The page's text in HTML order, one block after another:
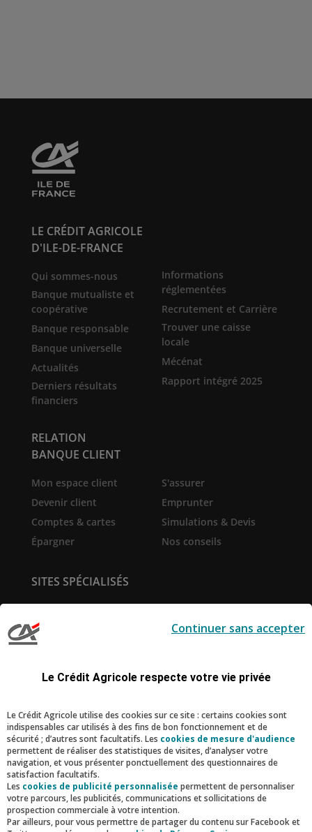
LE CRÉDIT AGRICOLE
D'ILE-DE-FRANCE
Qui sommes-nous
Banque mutualiste et
coopérative
Banque responsable
Banque universelle
Actualités
Derniers résultats
financiers
Informations
réglementées
Recrutement et Carrière
Trouver une caisse
locale
Mécénat
Rapport intégré 2025
RELATION
BANQUE CLIENT
Mon espace client
Devenir client
Comptes & cartes
Épargner
S'assurer
Emprunter
Simulations & Devis
Nos conseils
SITES SPÉCIALISÉS
Pro-Expert Immo
Création d'entreprise
Service de
télésurveillance
Facebook
Instagram
Linkedin
Youtube
Nous contacter
Le Crédit Agricole respecte votre vie privée
Le Crédit Agricole utilise des cookies sur ce site : certains cookies sont
indispensables car utilisés à des fins de bon fonctionnement et de
sécurité ; d’autres sont facultatifs. Les cookies de mesure d'audience
permettent de réaliser des statistiques de visites, d’analyser votre
navigation, et vous présenter ponctuellement des questionnaires de
satisfaction facultatifs.
Les cookies de publicité personnalisée permettent de personnaliser
votre parcours, les publicités, communications et sollicitations de
prospection commerciale à votre intention.
Par ailleurs, pour vous permettre de partager du contenu sur Facebook et
Continuer sans accepter